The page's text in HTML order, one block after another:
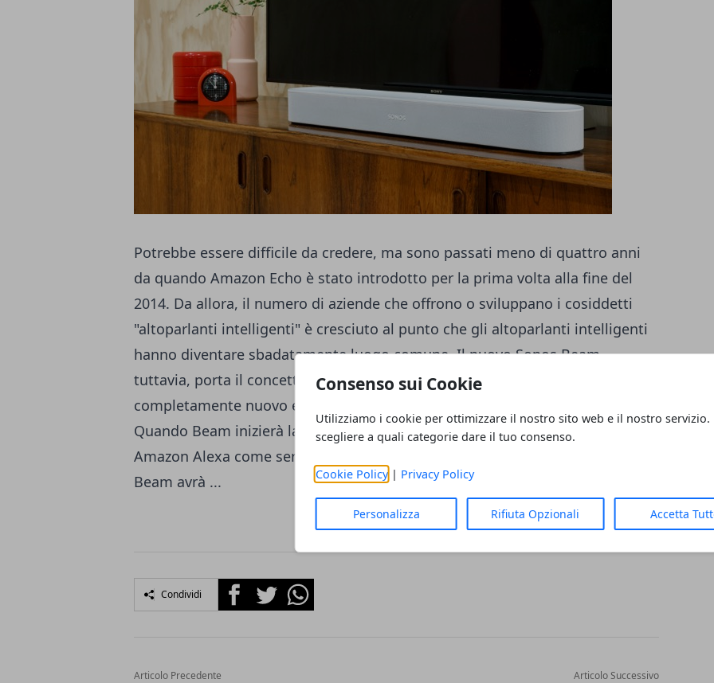
Consenso sui Cookie
Utilizziamo i cookie per ottimizzare il nostro sito web e il nostro servizio.
scegliere a quali categorie dare il tuo consenso.
Cookie Policy| Privacy Policy
Personalizza Rifiuta Opzionali Accetta
Potrebbe essere difficile da credere, ma sono passati meno di quattro anni
da quando Amazon Echo è stato introdotto per la prima volta alla fine del
2014. Da allora, il numero di aziende che offrono o sviluppano i cosiddetti
"altoparlanti intelligenti" è cresciuto al punto che gli altoparlanti intelligenti
hanno diventare sbadatamente luogo comune. Il nuovo SonosBeam,
tuttavia, porta il concetto di un altoparlante intelligente a un livello
completamente nuovo e in una stanza precedentemente trascurata.
Quando Beam inizierà la spedizione il 17 luglio di quest'anno, includerà
Amazon Alexa come servizio di controllo vocale integrato; e, dice Sonos,
Beam avrà ...
Condividi FacebookTwitterWhatsapp
Articolo Precedente Articolo Successivo